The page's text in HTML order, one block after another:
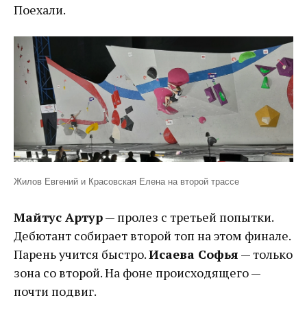
Поехали.
Жилов Евгений и Красовская Елена на второй трассе
Майтус Артур— пролез с третьей попытки.
Дебютант собирает второй топ на этом финале.
Парень учится быстро.Исаева Софья — только
зона со второй. На фоне происходящего —
почти подвиг.